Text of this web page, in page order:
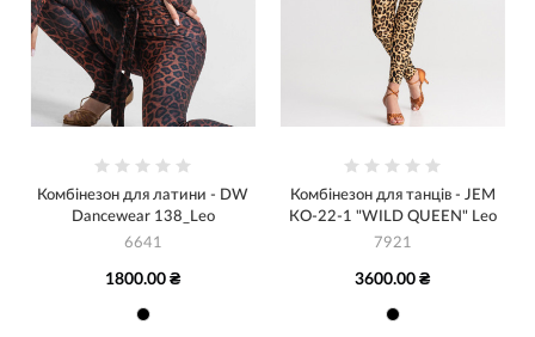
Комбінезон для латини - DW
Dancewear 138_Leo
6641
1800.00 ₴
Комбінезон для танців - JEM
КО-22-1 "WILD QUEEN" Leo
7921
3600.00 ₴